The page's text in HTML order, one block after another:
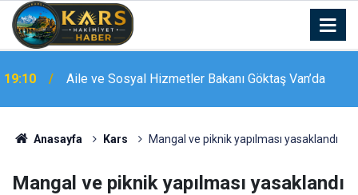
18:52
tamamladı
Anasayfa Kars Mangal ve piknik yapılması yasaklandı
Mangal ve piknik yapılması yasaklandı